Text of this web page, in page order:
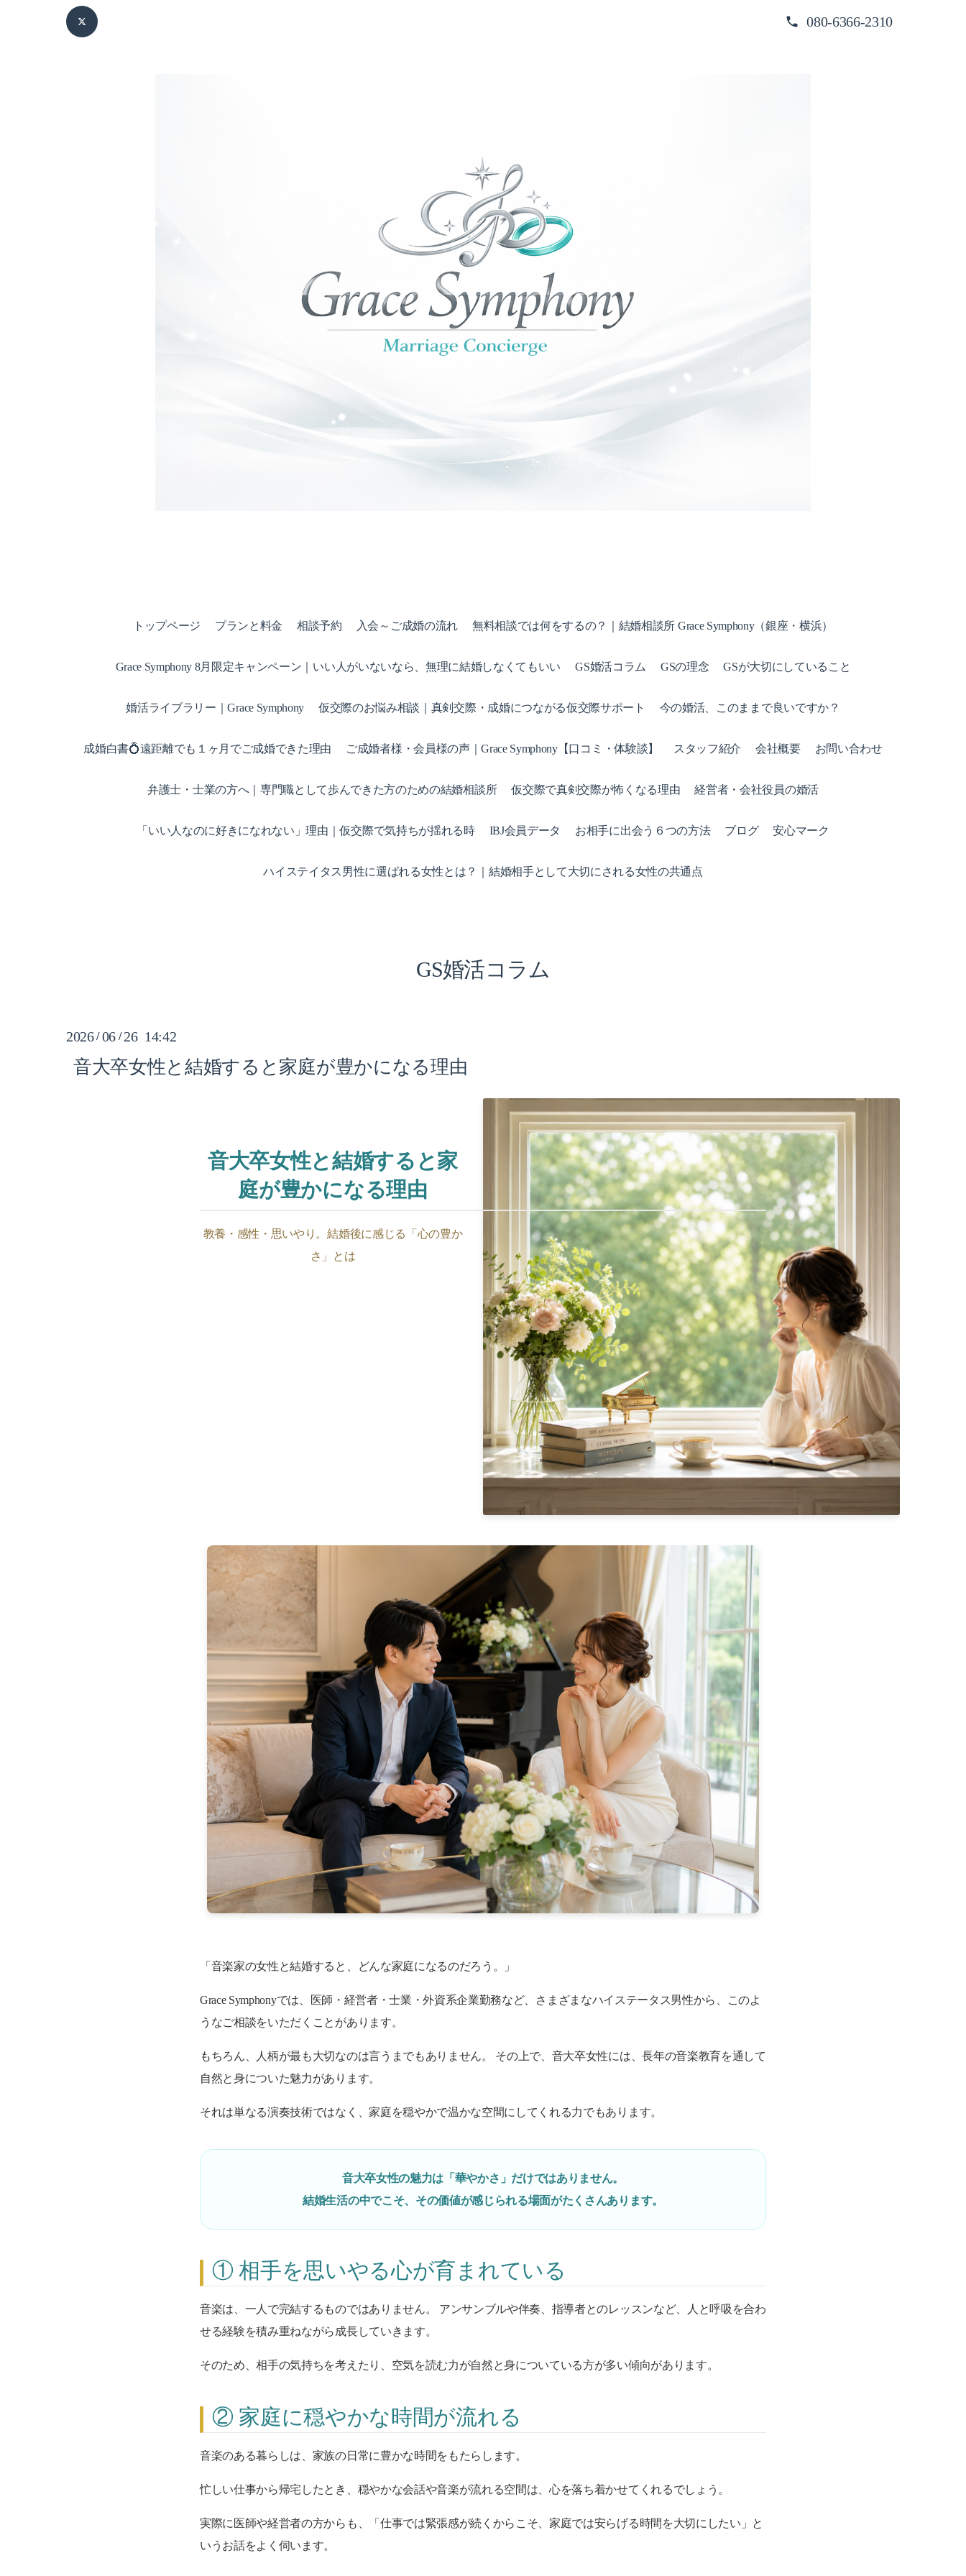
080-6366-2310
トップページ プランと料金 相談予約 入会～ご成婚の流れ 無料相談では何をするの？｜結婚相談所 Grace Symphony（銀座・横浜）
Grace Symphony 8月限定キャンペーン｜いい人がいないなら、無理に結婚しなくてもいい GS婚活コラム GSの理念 GSが大切にしていること
婚活ライブラリー｜Grace Symphony 仮交際のお悩み相談｜真剣交際・成婚につながる仮交際サポート 今の婚活、このままで良いですか？
成婚白書💍遠距離でも１ヶ月でご成婚できた理由 ご成婚者様・会員様の声｜Grace Symphony【口コミ・体験談】 スタッフ紹介 会社概要 お問い合わせ
弁護士・士業の方へ｜専門職として歩んできた方のための結婚相談所 仮交際で真剣交際が怖くなる理由 経営者・会社役員の婚活
「いい人なのに好きになれない」理由｜仮交際で気持ちが揺れる時 IBJ会員データ お相手に出会う６つの方法 ブログ 安心マーク
ハイステイタス男性に選ばれる女性とは？｜結婚相手として大切にされる女性の共通点
GS婚活コラム
2026/06 /26 14:42
音大卒女性と結婚すると家庭が豊かになる理由
音大卒女性と結婚すると家
庭が豊かになる理由
教養・感性・思いやり。結婚後に感じる「心の豊か
さ」とは
「音楽家の女性と結婚すると、どんな家庭になるのだろう。」
Grace Symphonyでは、医師・経営者・士業・外資系企業勤務など、さまざまなハイステータス男性から、このよ
うなご相談をいただくことがあります。
もちろん、人柄が最も大切なのは言うまでもありません。 その上で、音大卒女性には、長年の音楽教育を通して
自然と身についた魅力があります。
それは単なる演奏技術ではなく、家庭を穏やかで温かな空間にしてくれる力でもあります。
音大卒女性の魅力は「華やかさ」だけではありません。
結婚生活の中でこそ、その価値が感じられる場面がたくさんあります。
① 相手を思いやる心が育まれている
音楽は、一人で完結するものではありません。 アンサンブルや伴奏、指導者とのレッスンなど、人と呼吸を合わ
せる経験を積み重ねながら成長していきます。
そのため、相手の気持ちを考えたり、空気を読む力が自然と身についている方が多い傾向があります。
② 家庭に穏やかな時間が流れる
音楽のある暮らしは、家族の日常に豊かな時間をもたらします。
忙しい仕事から帰宅したとき、穏やかな会話や音楽が流れる空間は、心を落ち着かせてくれるでしょう。
実際に医師や経営者の方からも、「仕事では緊張感が続くからこそ、家庭では安らげる時間を大切にしたい」と
いうお話をよく伺います。